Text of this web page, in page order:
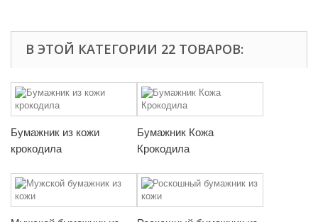
В ЭТОЙ КАТЕГОРИИ 22 ТОВАРОВ:
Бумажник из кожи
крокодила
Бумажник Кожа
Крокодила